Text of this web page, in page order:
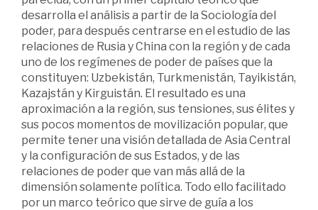
desarrolla el análisis a partir de la Sociología del
poder, para después centrarse en el estudio de las
relaciones de Rusia y China con la región y de cada
uno de los regímenes de poder de países que la
constituyen: Uzbekistán, Turkmenistán, Tayikistán,
Kazajstán y Kirguistán. El resultado es una
aproximación a la región, sus tensiones, sus élites y
sus pocos momentos de movilización popular, que
permite tener una visión detallada de Asia Central
y la configuración de sus Estados, y de las
relaciones de poder que van más allá de la
dimensión solamente política. Todo ello facilitado
por un marco teórico que sirve de guía a los